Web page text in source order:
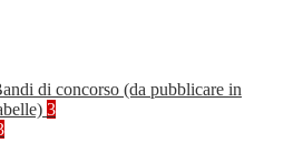
di concorso (da pubblicare in
3